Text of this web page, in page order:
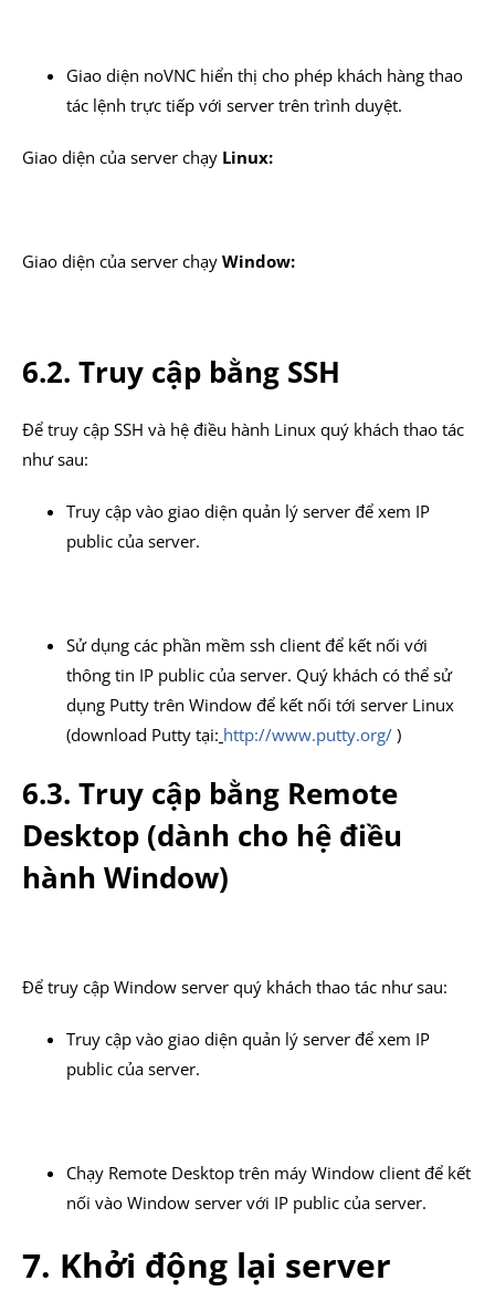
Giao diện noVNC hiển thị cho phép khách hàng thao
tác lệnh trực tiếp với server trên trình duyệt.
Giao diện của server chạy Linux:
Giao diện của server chạy Window:
6.2. Truy cập bằng SSH
Để truy cập SSH và hệ điều hành Linux quý khách thao tác
như sau:
Truy cập vào giao diện quản lý server để xem IP
public của server.
Sử dụng các phần mềm ssh client để kết nối với
thông tin IP public của server. Quý khách có thể sử
dụng Putty trên Window để kết nối tới server Linux
(download Putty tại: http://www.putty.org/ )
6.3. Truy cập bằng Remote
Desktop (dành cho hệ điều
hành Window)
Để truy cập Window server quý khách thao tác như sau:
Truy cập vào giao diện quản lý server để xem IP
public của server.
Chạy Remote Desktop trên máy Window client để kết
nối vào Window server với IP public của server.
7. Khởi động lại server